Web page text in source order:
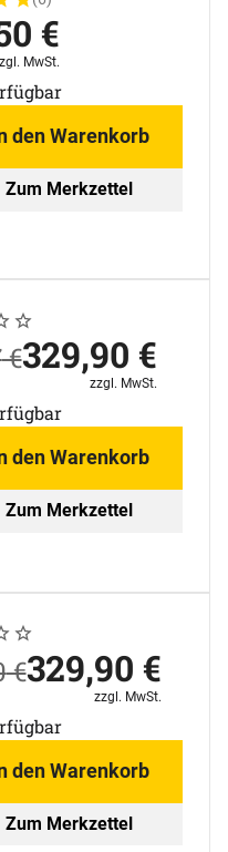
5 von 5 (6 Bewertungen)
€
MwSt.
den Warenkorb
Zum Merkzettel
Bewertungen abgegeben
€jetzt:
329,90 €
Steuerhinweis:
zzgl. MwSt.
den Warenkorb
Zum Merkzettel
Bewertungen abgegeben
€jetzt:
329,90 €
Steuerhinweis:
zzgl. MwSt.
den Warenkorb
Zum Merkzettel